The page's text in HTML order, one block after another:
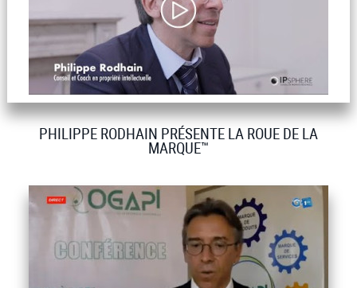
PHILIPPE RODHAIN PRÉSENTE LA ROUE DE LA
MARQUE™